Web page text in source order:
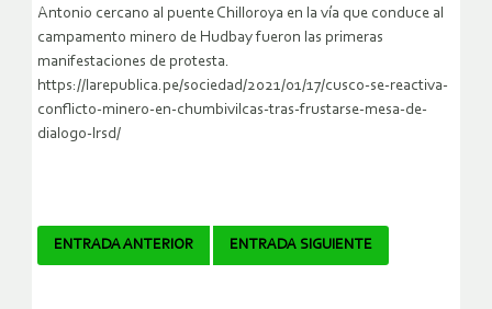
Antonio cercano al puente Chilloroya en la vía que conduce al
campamento minero de Hudbay fueron las primeras
manifestaciones de protesta.
https://larepublica.pe/sociedad/2021/01/17/cusco-se-reactiva-
conflicto-minero-en-chumbivilcas-tras-frustarse-mesa-de-
dialogo-lrsd/
Navegador
ENTRADA ANTERIOR ENTRADA SIGUIENTE